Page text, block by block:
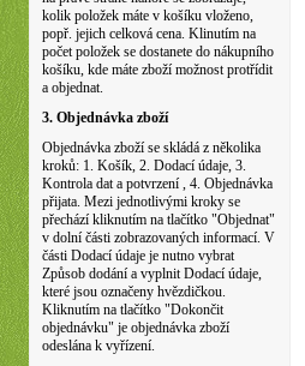
kolik položek máte v košíku vloženo,
popř. jejich celková cena. Klinutím na
počet položek se dostanete do nákupního
košíku, kde máte zboží možnost protřídit
a objednat.
3. Objednávka zboží
Objednávka zboží se skládá z několika
kroků: 1. Košík, 2. Dodací údaje, 3.
Kontrola dat a potvrzení , 4. Objednávka
přijata. Mezi jednotlivými kroky se
přechází kliknutím na tlačítko "Objednat"
v dolní části zobrazovaných informací. V
části Dodací údaje je nutno vybrat
Způsob dodání a vyplnit Dodací údaje,
které jsou označeny hvězdičkou.
Kliknutím na tlačítko "Dokončit
objednávku" je objednávka zboží
odeslána k vyřízení.